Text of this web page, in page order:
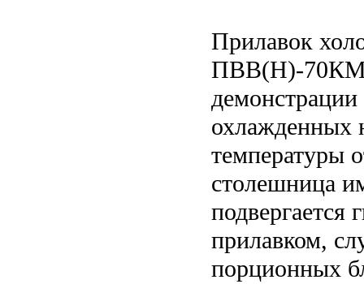
Прилавок
ПВВ(Н)-70КМ-
охлажденных
температуры
столешница
подвергается
прилавком,
порционных